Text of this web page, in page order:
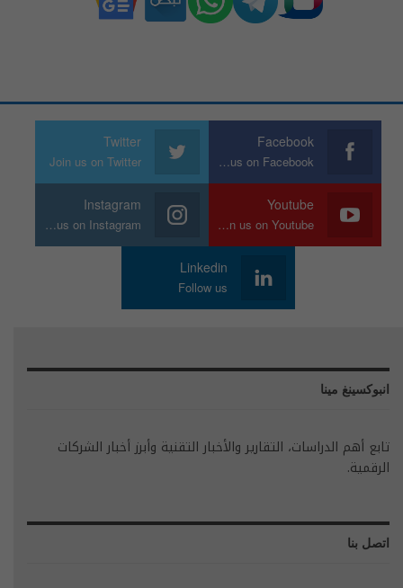
Facebook
Join us on Facebook
Twitter
Join us on Twitter
Youtube
Join us on Youtube
Instagram
Join us on Instagram
Linkedin
Follow us
انبوكسينغ مينا
تابع أهم الدراسات، التقارير والأخبار التقنية وأبرز أخبار الشركات
الرقمية.
اتصل بنا